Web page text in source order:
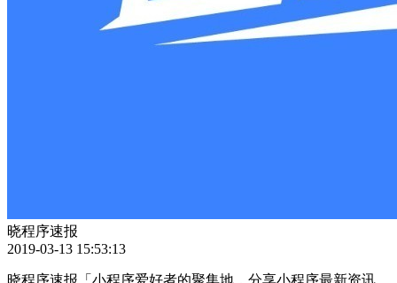
晓程序速报
2019-03-13 15:53:13
晓程序速报「小程序爱好者的聚集地，分享小程序最新资讯、